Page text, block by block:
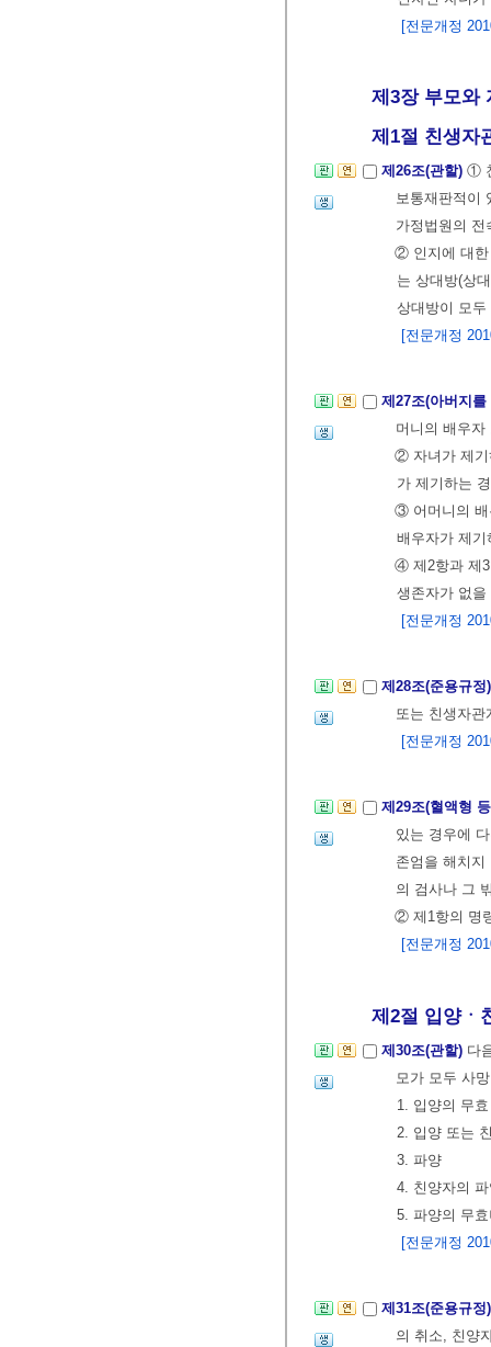
[전문개정
제3장 부모와
제1절 친생자
제26조(관할) ①
보통재판적이
가정법원의 전
② 인지에 대한
는 상대방(상
상대방이 모
[전문개정
제27조(아버지
머니의 배우
② 자녀가 제기
가 제기하는
③ 어머니의 배
배우자가 제
④ 제2항과 제3
생존자가 없
[전문개정
제28조(준용규
또는 친생자
[전문개정
제29조(혈액형
있는 경우에
존엄을 해치
의 검사나 그
② 제1항의 명
[전문개정
제2절 입양ㆍ
제30조(관할) 다
모가 모두 사
1. 입양의 무효
2. 입양 또는
3. 파양
4. 친양자의
5. 파양의 무
[전문개정
제31조(준용규
의 취소, 친양